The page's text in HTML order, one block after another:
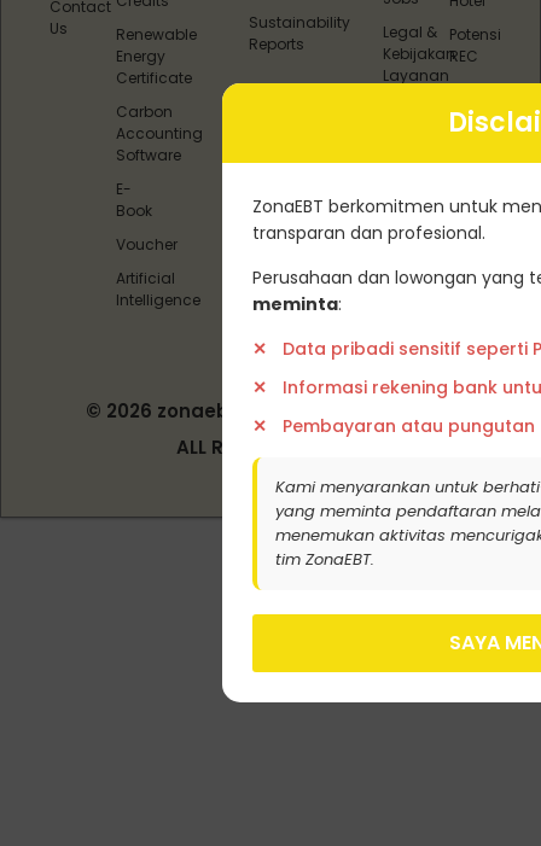
ZonaEBT berkomitmen untuk
transparan dan profesional.
Perusahaan dan lowongan yang
meminta:
Data pribadi sensitif seperti
Informasi rekening bank
Pembayaran atau
Kami menyarankan untuk
yang meminta pendaftaran
menemukan aktivitas
tim ZonaEBT.
SAYA
Contact
Us
Renewable
Energy
Certificate
Carbon
Accounting
Software
E-
Book
Voucher
Artificial
Intelligence
Sustainability
Reports
Legal &
Kebijakan
Layanan
Media
Siber
Potensi
REC
© 2026 zonaebt.com - PT Bala Biotech
Indonesia
ALL RIGHT RESERVED